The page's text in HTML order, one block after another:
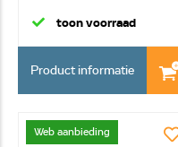
transpara...
toon voorraad
Product informatie
Web aanbieding